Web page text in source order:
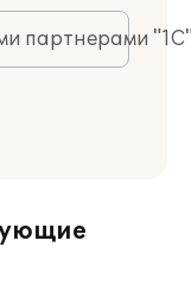
партнерами